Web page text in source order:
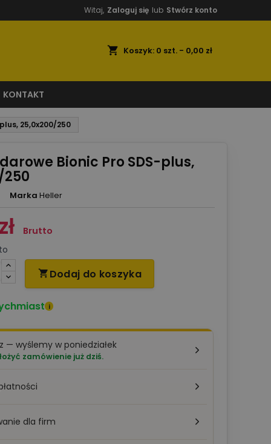
Witaj, Zaloguj się lub Stwórz konto
shopping_cart Koszyk: 0 szt. - 0,00 zł
KONTAKT
25,0x200/250
Bionic Pro SDS-plus,
250
Marka Heller
Brutto
 Dodaj do koszyka
i
— wyślemy w poniedziałek
zamówienie już dziś.
dla firm